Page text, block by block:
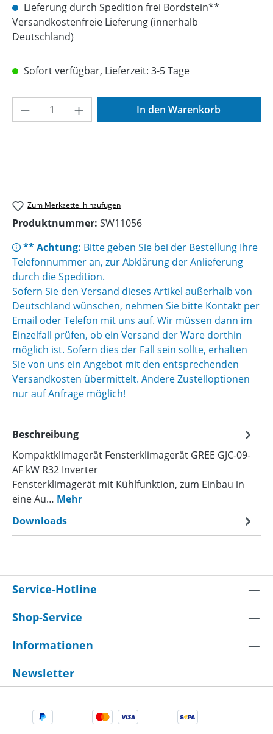
Lieferung durch Spedition frei Bordstein**
Versandkostenfreie Lieferung (innerhalb
Deutschland)
Sofort verfügbar, Lieferzeit: 3-5 Tage
Produkt Anzahl: Gib den gewünschten
In den Warenkorb
Zum Merkzettel hinzufügen
Produktnummer: SW11056
** Achtung: Bitte geben Sie bei der Bestellung Ihre
Telefonnummer an, zur Abklärung der Anlieferung
durch die Spedition.
Sofern Sie den Versand dieses Artikel außerhalb von
Deutschland wünschen, nehmen Sie bitte Kontakt per
Email oder Telefon mit uns auf. Wir müssen dann im
Einzelfall prüfen, ob ein Versand der Ware dorthin
möglich ist. Sofern dies der Fall sein sollte, erhalten
Sie von uns ein Angebot mit den entsprechenden
Versandkosten übermittelt. Andere Zustelloptionen
nur auf Anfrage möglich!
Beschreibung
Kompaktklimagerät Fensterklimagerät GREE GJC-09-
AF kW R32 Inverter
Fensterklimagerät mit Kühlfunktion, zum Einbau in
eine Au… Mehr
Downloads
Service-Hotline
Shop-Service
Informationen
Newsletter